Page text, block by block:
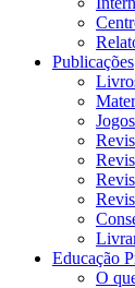
Publicações
Educação
O